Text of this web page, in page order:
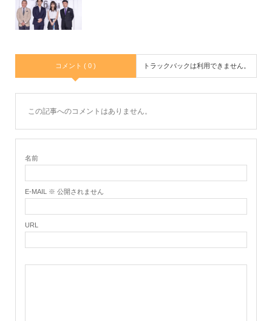
コメント ( 0 ) トラックバックは利用できません。
この記事へのコメントはありません。
名前
E-MAIL ※ 公開されません
URL